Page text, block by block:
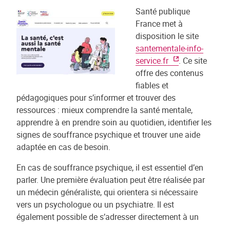
Santé publique
France met à
disposition le site
santementale-info-
service.fr
. Ce site
offre des contenus
fiables et
pédagogiques pour s’informer et trouver des
ressources : mieux comprendre la santé mentale,
apprendre à en prendre soin au quotidien, identifier les
signes de souffrance psychique et trouver une aide
adaptée en cas de besoin.
En cas de souffrance psychique, il est essentiel d’en
parler. Une première évaluation peut être réalisée par
un médecin généraliste, qui orientera si nécessaire
vers un psychologue ou un psychiatre. Il est
également possible de s’adresser directement à un